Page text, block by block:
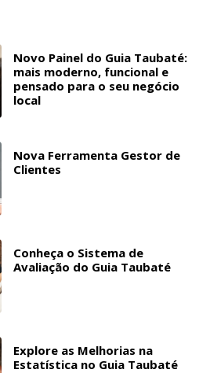
Novo Painel do Guia Taubaté:
mais moderno, funcional e
pensado para o seu negócio
local
Nova Ferramenta Gestor de
Clientes
Conheça o Sistema de
Avaliação do Guia Taubaté
Explore as Melhorias na
Estatística no Guia Taubaté